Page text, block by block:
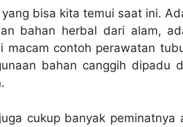
bisa kita temui saat ini.
bahan herbal dari alam,
macam contoh perawatan
bahan canggih dipadu
cukup banyak peminatnya